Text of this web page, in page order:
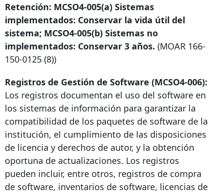
Retención: MCSO4-005(a) Sistemas
implementados: Conservar la vida útil del
sistema; MCSO4-005(b) Sistemas no
implementados: Conservar 3 años. (MOAR 166-
150-0125 (8))
Registros de Gestión de Software (MCSO4-006):
Los registros documentan el uso del software en
los sistemas de información para garantizar la
compatibilidad de los paquetes de software de la
institución, el cumplimiento de las disposiciones
de licencia y derechos de autor, y la obtención
oportuna de actualizaciones. Los registros
pueden incluir, entre otros, registros de compra
de software, inventarios de software, licencias de